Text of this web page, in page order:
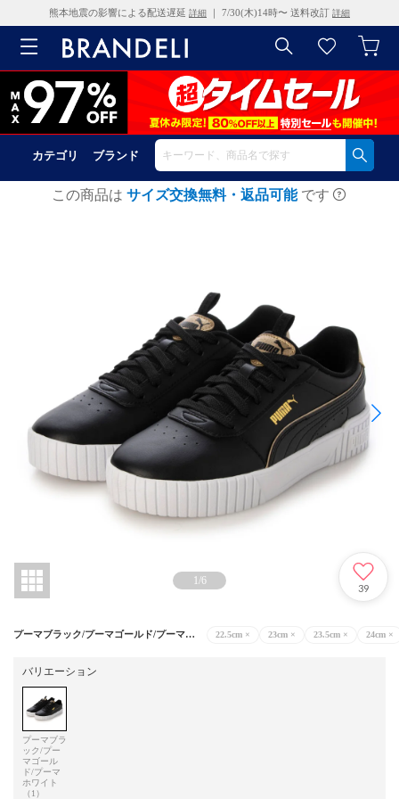
熊本地震の影響による配送遅延 詳細 ｜ 7/30(木)14時〜 送料改訂 詳細
カテゴリ ブランド
この商品は サイズ交換無料・返品可能 です
1/6
39
プーマブラック/プーマゴールド/プーマホワイト（1） 22.5cm × 23cm × 23.5cm × 24cm ×
バリエーション
プーマブラ
ック/プー
マゴール
ド/プーマ
ホワイト
（1）